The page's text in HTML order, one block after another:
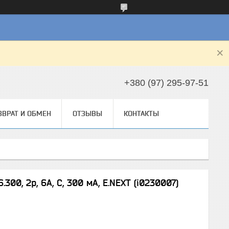
+380 (97) 295-97-51
И ОБМЕН ОТЗЫВЫ КОНТАКТЫ
2р, 6А, С, 300 мА, E.NEXT (i0230007)